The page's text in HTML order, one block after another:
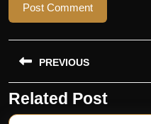
PREVIOUS
Previous
post:
Related Post